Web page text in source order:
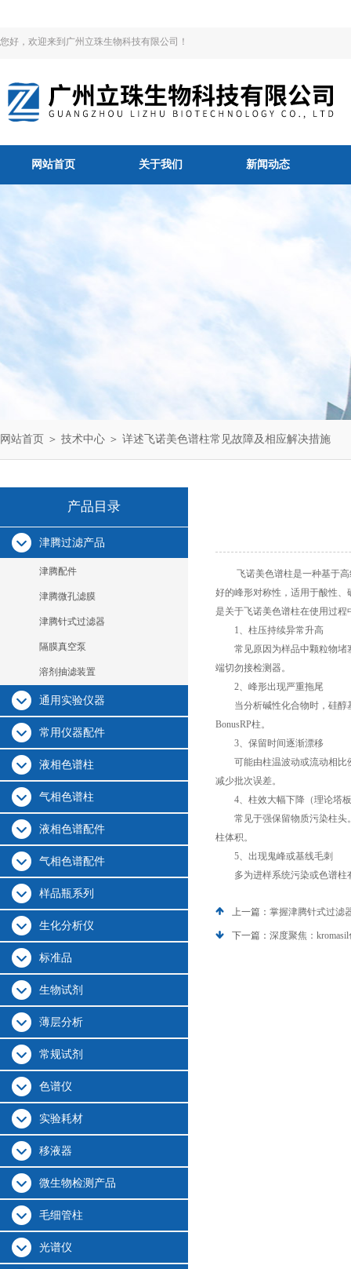
您好，欢迎来到广州立珠生物科技有限公司！
网站首页 关于我们 新闻动态
网站首页 ＞ 技术中心 ＞ 详述飞诺美色谱柱常见故障及相应解决措施
产品目录
津腾过滤产品
津腾配件
津腾微孔滤膜
津腾针式过滤器
隔膜真空泵
溶剂抽滤装置
通用实验仪器
常用仪器配件
液相色谱柱
气相色谱柱
液相色谱配件
气相色谱配件
样品瓶系列
生化分析仪
标准品
生物试剂
薄层分析
常规试剂
色谱仪
实验耗材
移液器
微生物检测产品
毛细管柱
光谱仪
飞诺美色谱柱是一种基于高纯
好的峰形对称性，适用于酸性
是关于飞诺美色谱柱在使用过程
1、柱压持续异常升高
常见原因为样品中颗粒物堵塞
端切勿接检测器。
2、峰形出现严重拖尾
当分析碱性化合物时，硅醇基
BonusRP柱。
3、保留时间逐渐漂移
可能由柱温波动或流动相比例
减少批次误差。
4、柱效大幅下降（理论塔板
常见于强保留物质污染柱头。
柱体积。
5、出现鬼峰或基线毛刺
多为进样系统污染或色谱柱
上一篇： 掌握津腾针式过滤
下一篇： 深度聚焦：